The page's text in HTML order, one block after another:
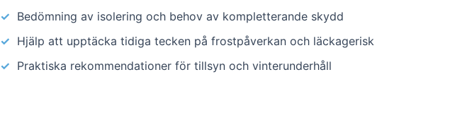
✓ Bedömning av isolering och behov av kompletterande skydd
✓ Hjälp att upptäcka tidiga tecken på frostpåverkan och läckagerisk
✓ Praktiska rekommendationer för tillsyn och vinterunderhåll